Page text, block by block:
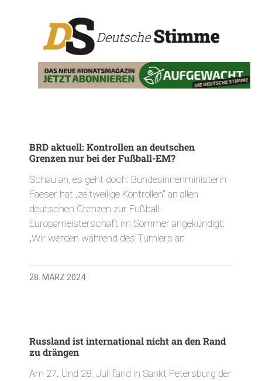
BRD aktuell: Kontrollen an deutschen
Grenzen nur bei der Fußball-EM?
Schau an, es geht doch: Bundesinnenministerin
Faeser hat „zeitweilige Kontrollen“ an allen
deutschen Grenzen zur Fußball-
Europameisterschaft im Sommer angekündigt:
„Wir werden während des Turniers an
28. MÄRZ 2024
Russland ist international nicht an den Rand
zu drängen
Am 27. Und 28. Juli fand in Sankt Petersburg der